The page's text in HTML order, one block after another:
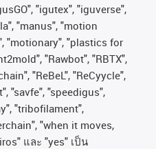
"igutex", "iguverse",
"manus", "motion
"motionary", "plastics for
"Rawbot", "RBTX",
"ReBeL", "ReCyycle",
"savfe", "speedigus",
"tribofilament",
"when it moves,
และ "yes" เป็น